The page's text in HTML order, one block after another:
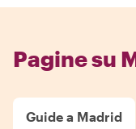
Pagine su
Guide a Madrid